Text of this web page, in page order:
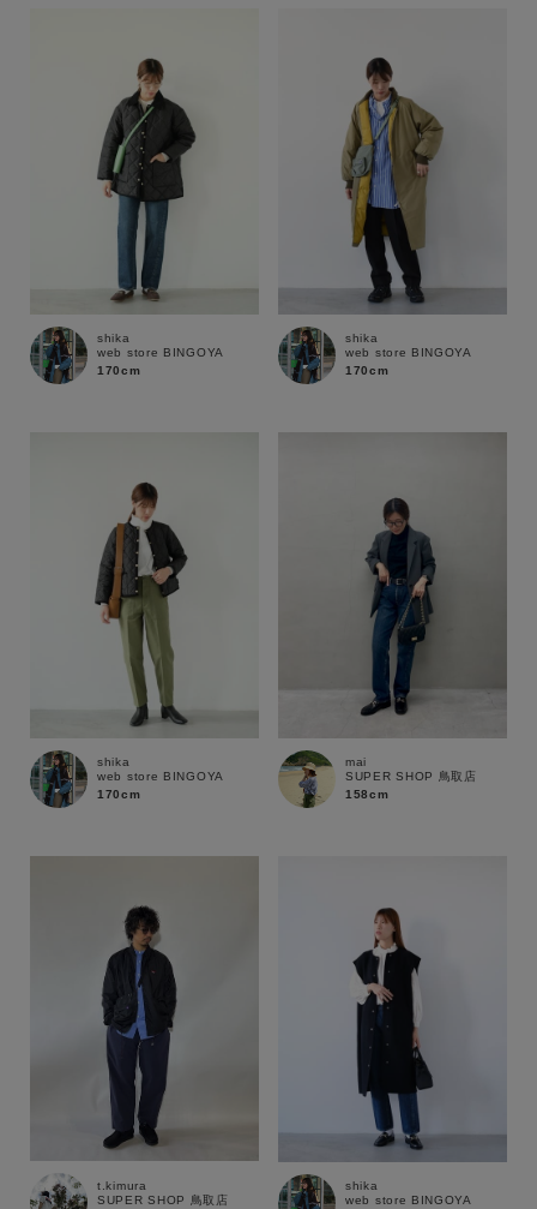
この条件で絞り込む
shika
web store BINGOYA
170cm
shika
web store BINGOYA
170cm
shika
web store BINGOYA
170cm
mai
SUPER SHOP 鳥取店
158cm
t.kimura
SUPER SHOP 鳥取店
shika
web store BINGOYA